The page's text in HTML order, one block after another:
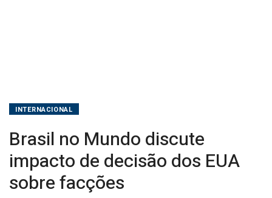
INTERNACIONAL
Brasil no Mundo discute
impacto de decisão dos EUA
sobre facções